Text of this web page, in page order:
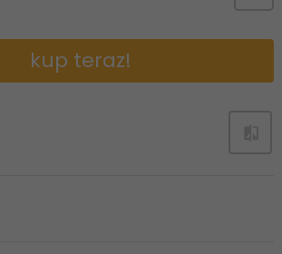
kup teraz!